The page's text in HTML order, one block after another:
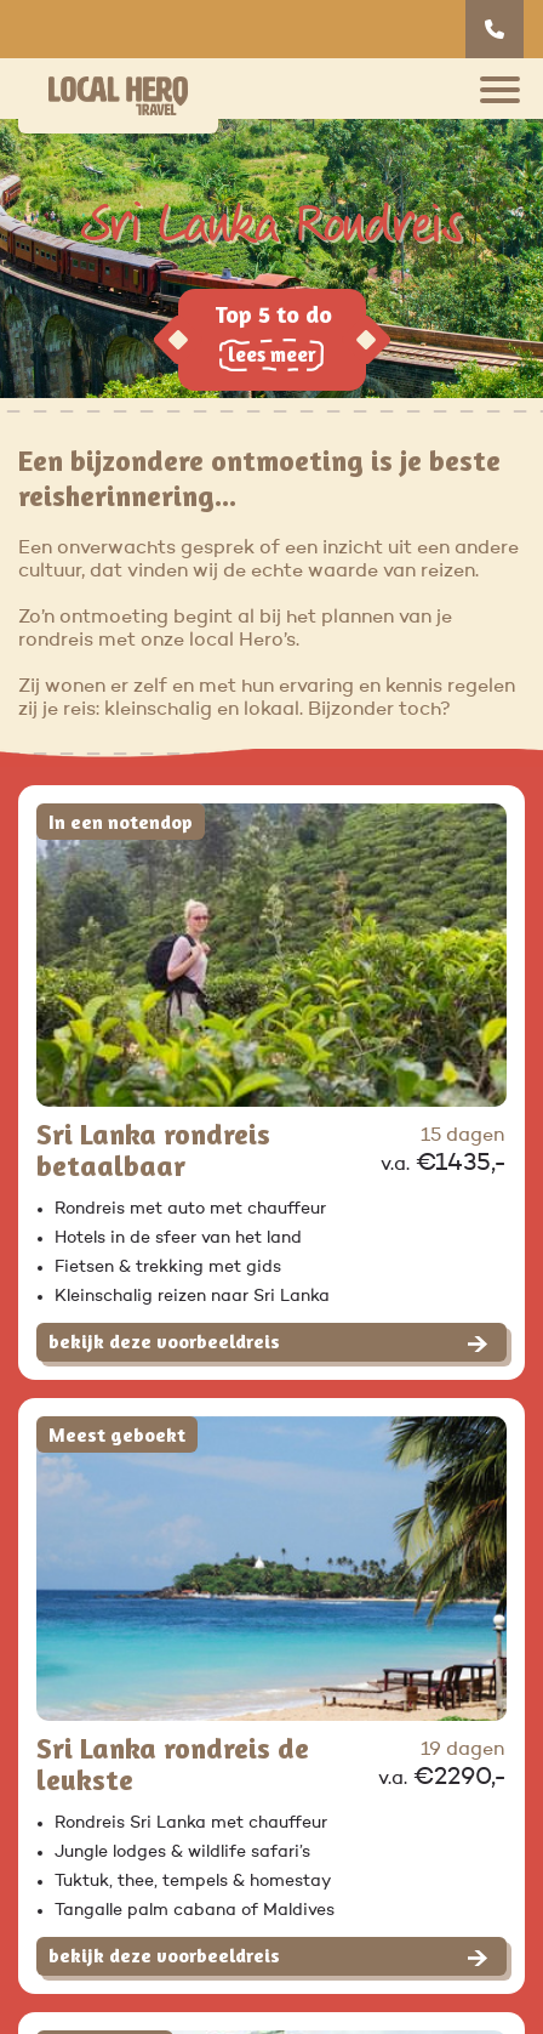
Sri Lanka Rondreis
lees meer
Een bijzondere ontmoeting is je beste
reisherinnering...
Een onverwachts gesprek of een inzicht uit een andere
cultuur, dat vinden wij de echte waarde van reizen.
Zo’n ontmoeting begint al bij het plannen van je
rondreis met onze local Hero’s.
Zij wonen er zelf en met hun ervaring en kennis regelen
zij je reis: kleinschalig en lokaal. Bijzonder toch?
In een notendop
Sri Lanka rondreis
betaalbaar
15 dagen
v.a. €1435,-
Rondreis met auto met chauffeur
Hotels in de sfeer van het land
Fietsen & trekking met gids
Kleinschalig reizen naar Sri Lanka
bekijk deze voorbeeldreis
Meest geboekt
Sri Lanka rondreis de
leukste
19 dagen
v.a. €2290,-
Rondreis Sri Lanka met chauffeur
Jungle lodges & wildlife safari’s
Tuktuk, thee, tempels & homestay
Tangalle palm cabana of Maldives
bekijk deze voorbeeldreis